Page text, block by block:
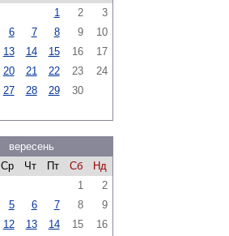
1
2
3
6 7 8 9
10
13 14 15 16
17
20 21 22 23
24
27 28 29 30
вересень
Ср Чт Пт Сб
Нд
1
2
5 6 7 8
9
12 13 14 15
16